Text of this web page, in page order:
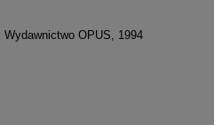
OPUS, 1994